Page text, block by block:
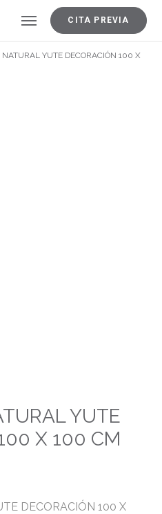
CITA PREVIA
YUTE DECORACIÓN 100 X
YUTE
X 100 CM
DECORACIÓN 100 X